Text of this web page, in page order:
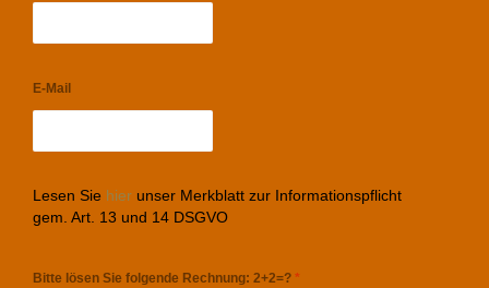
E-Mail
Lesen Sie hier unser Merkblatt zur Informationspflicht
gem. Art. 13 und 14 DSGVO
Bitte lösen Sie folgende Rechnung: 2+2=? *